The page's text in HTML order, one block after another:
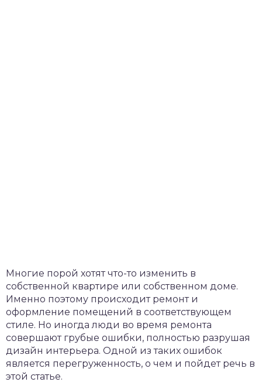
Многие порой хотят что-то изменить в
собственной квартире или собственном доме.
Именно поэтому происходит ремонт и
оформление помещений в соответствующем
стиле. Но иногда люди во время ремонта
совершают грубые ошибки, полностью разрушая
дизайн интерьера. Одной из таких ошибок
является перегруженность, о чем и пойдет речь в
этой статье.